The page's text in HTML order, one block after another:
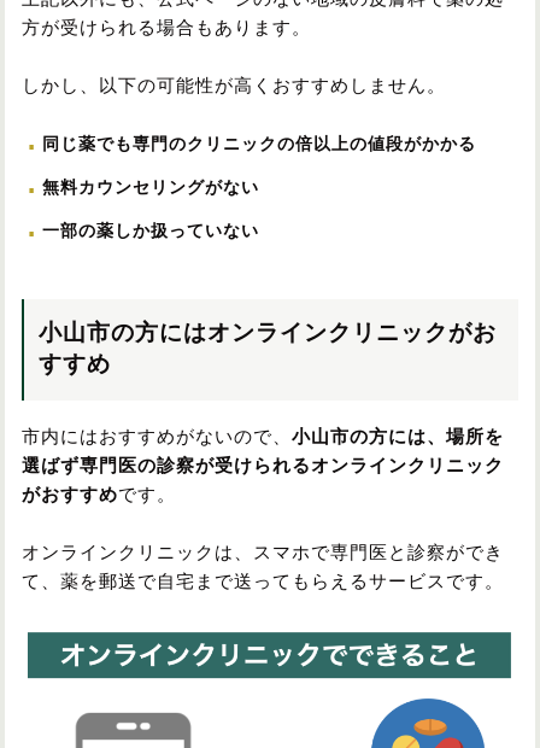
方が受けられる場合もあります。
しかし、以下の可能性が高くおすすめしません。
同じ薬でも専門のクリニックの倍以上の値段がかかる
無料カウンセリングがない
一部の薬しか扱っていない
小山市の方にはオンラインクリニックがお
すすめ
市内にはおすすめがないので、 小山市の方には、場所を
選ばず専門医の診察が受けられるオンラインクリニック
がおすすめです。
オンラインクリニックは、スマホで専門医と診察ができ
て、薬を郵送で自宅まで送ってもらえるサービスです。